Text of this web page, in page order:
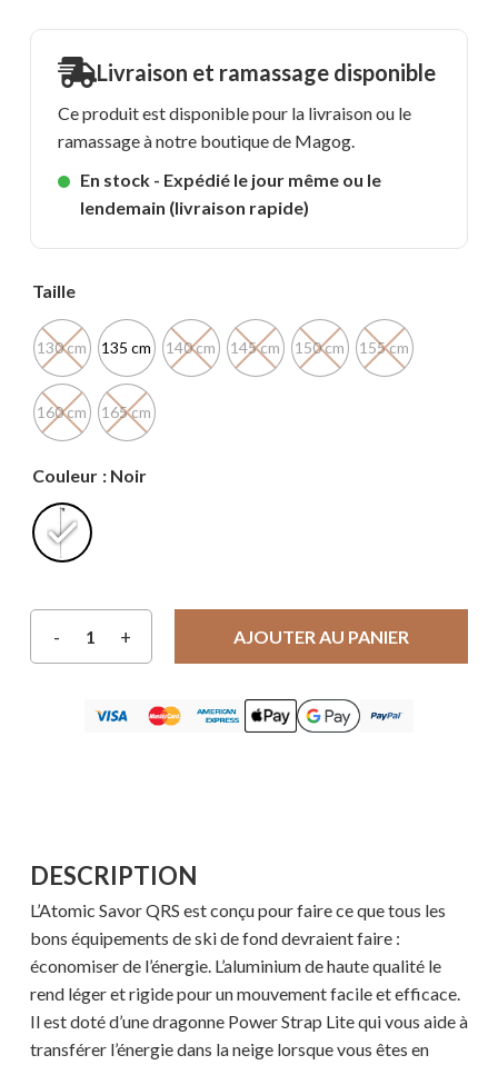
Livraison et ramassage disponible
Ce produit est disponible pour la livraison ou le
ramassage à notre boutique de Magog.
En stock - Expédié le jour même ou le
lendemain (livraison rapide)
Taille
130 cm 135 cm 140 cm 145 cm 150 cm 155 cm
160 cm 165 cm
Couleur : Noir
AJOUTER AU PANIER
DESCRIPTION
L’Atomic Savor QRS est conçu pour faire ce que tous les
bons équipements de ski de fond devraient faire :
économiser de l’énergie. L’aluminium de haute qualité le
rend léger et rigide pour un mouvement facile et efficace.
Il est doté d’une dragonne Power Strap Lite qui vous aide à
transférer l’énergie dans la neige lorsque vous êtes en